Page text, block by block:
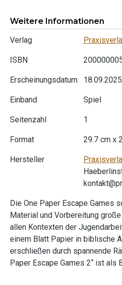
Weitere Informationen
Verlag
ISBN
Erscheinungsdatum 18.09.2025
Einband Spiel
Seitenzahl 1
Format 29.7 cm x
Hersteller
Die One Paper Escape Games
Material und Vorbereitung
allen Kontexten der
einem Blatt Papier in biblische
erschließen durch spannende
Paper Escape Games 2“ ist als